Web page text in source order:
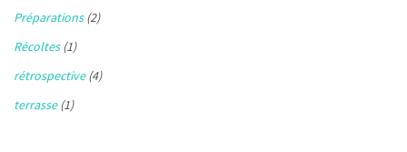
Préparations(2)
Récoltes(1)
rétrospective(4)
terrasse(1)